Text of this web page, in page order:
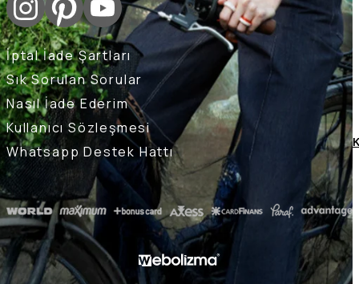
İptal İade Şartları
Sık Sorulan Sorular
Nasıl İade Ederim
Kullanıcı Sözleşmesi
Whatsapp Destek Hattı